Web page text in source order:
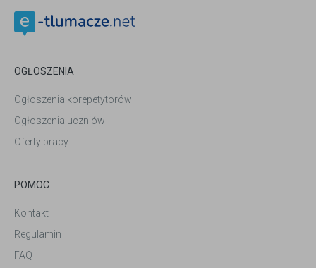
OGŁOSZENIA
Ogłoszenia korepetytorów
Ogłoszenia uczniów
Oferty pracy
POMOC
Kontakt
Regulamin
FAQ